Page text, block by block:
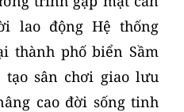
lao động Hệ thống
thành phố biển Sầm
sân chơi giao lưu
cao đời sống tinh